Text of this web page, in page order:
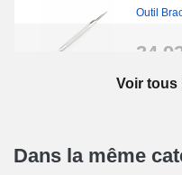
Outil
Kit
Voir tous
Dans la même